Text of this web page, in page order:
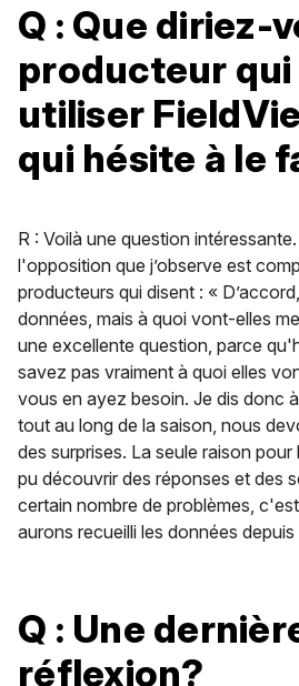
Q : Que diriez-
producteur
utiliser
qui hésite à le
R : Voilà une question
l'opposition que j’observe est
producteurs qui disent : «
données, mais à quoi vont-elles
une excellente question, parce
savez pas vraiment à quoi elles
vous en ayez besoin. Je dis donc
tout au long de la saison, nous
des surprises. La seule raison
pu découvrir des réponses et des
certain nombre de problèmes,
aurons recueilli les données depuis
Q : Une
réflexion?